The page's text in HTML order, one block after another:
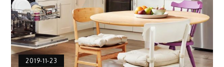
2019-11-23